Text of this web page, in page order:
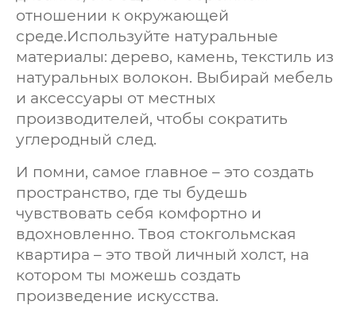
отношении к окружающей
среде.Используйте натуральные
материалы: дерево, камень, текстиль из
натуральных волокон. Выбирай мебель
и аксессуары от местных
производителей, чтобы сократить
углеродный след.
И помни, самое главное – это создать
пространство, где ты будешь
чувствовать себя комфортно и
вдохновленно. Твоя стокгольмская
квартира – это твой личный холст, на
котором ты можешь создать
произведение искусства.